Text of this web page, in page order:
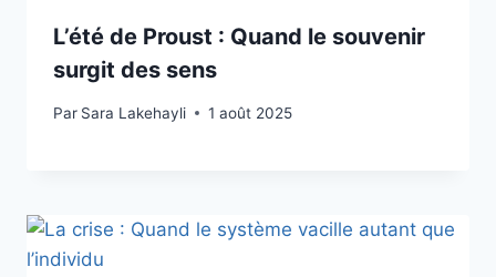
L’été de Proust : Quand le souvenir
surgit des sens
Par Sara Lakehayli 1 août 2025